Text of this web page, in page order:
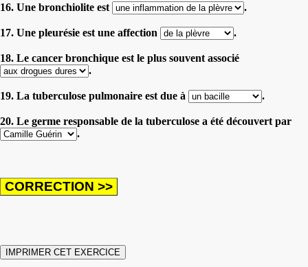
16. Une bronchiolite est .
17. Une pleurésie est une affection .
18. Le cancer bronchique est le plus souvent associé
.
19. La tuberculose pulmonaire est due à .
20. Le germe responsable de la tuberculose a été découvert par
.